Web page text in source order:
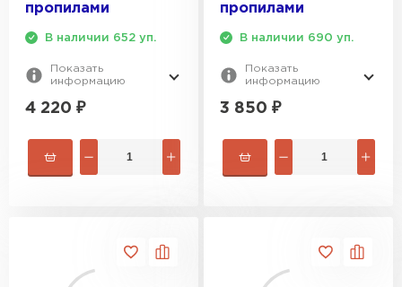
пропилами
В наличии 652 уп.
Показать
информацию
4 220 ₽
пропилами
В наличии 690 уп.
Показать
информацию
3 850 ₽
Утеплитель Неман
ПЕРЕЙТИ
Сэндвич-панели
ПЕРЕЙТИ
Утеплитель Baswool